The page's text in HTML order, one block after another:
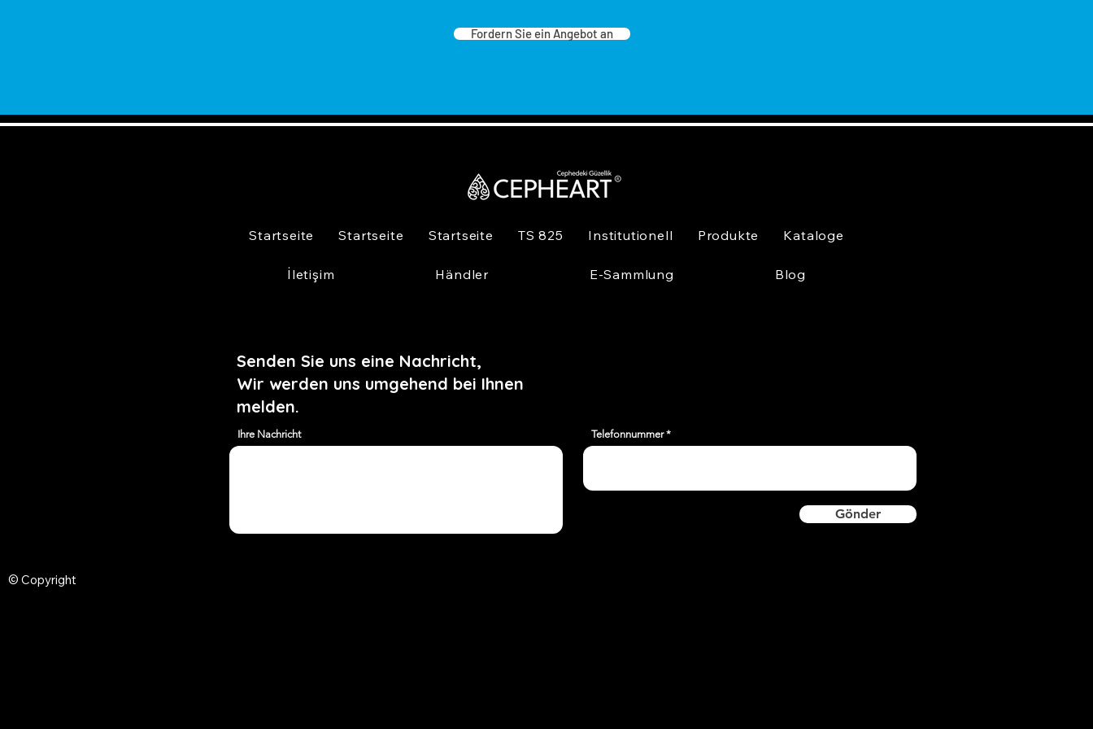
Fordern Sie ein Angebot an
Startseite Startseite Startseite TS 825 Institutionell Produkte Kataloge
İletişim Händler E-Sammlung Blog
Senden Sie uns eine Nachricht,
Wir werden uns umgehend bei Ihnen
melden.
Ihre Nachricht Telefonnummer
Gönder
© Copyright